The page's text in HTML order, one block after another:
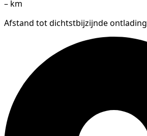
– km
Afstand tot dichtstbijzijnde ontlading